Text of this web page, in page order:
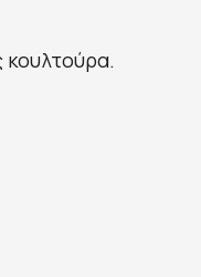
κουλτούρα.